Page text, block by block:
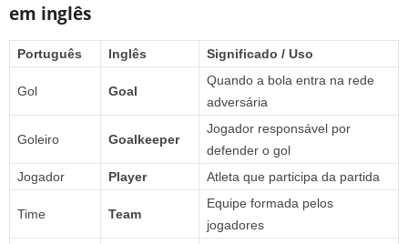
em inglês
Português Inglês Significado / Uso
Gol Goal
Quando a bola entra na rede
adversária
Goleiro Goalkeeper
Jogador responsável por
defender o gol
Jogador
Player Atleta que participa da partida
Time Team
Equipe formada pelos
jogadores